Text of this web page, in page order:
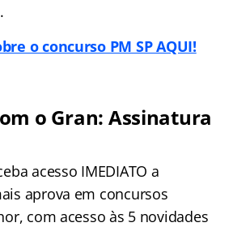
o concurso PM SP AQUI!
o Gran: Assinatura
acesso IMEDIATO a
aprova em concursos
com acesso às 5 novidades